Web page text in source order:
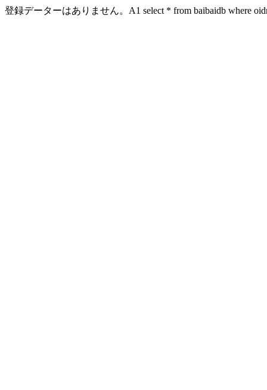
登録データーはありません。A1 select * from baibaidb where